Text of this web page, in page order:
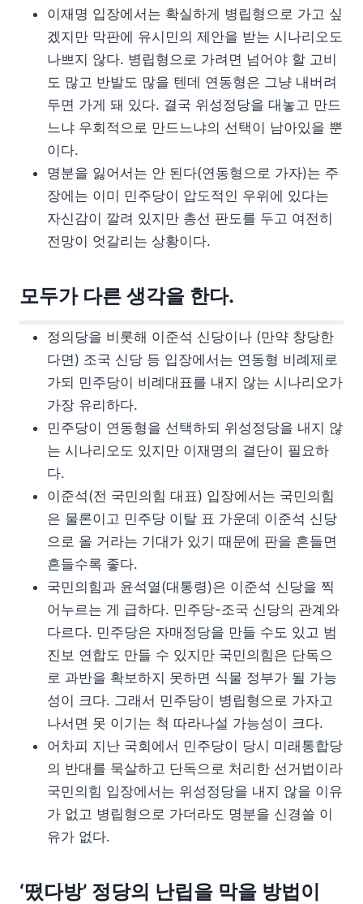
이재명 입장에서는 확실하게 병립형으로 가고 싶
겠지만 막판에 유시민의 제안을 받는 시나리오도
나쁘지 않다. 병립형으로 가려면 넘어야 할 고비
도 많고 반발도 많을 텐데 연동형은 그냥 내버려
두면 가게 돼 있다. 결국 위성정당을 대놓고 만드
느냐 우회적으로 만드느냐의 선택이 남아있을 뿐
이다.
명분을 잃어서는 안 된다(연동형으로 가자)는 주
장에는 이미 민주당이 압도적인 우위에 있다는
자신감이 깔려 있지만 총선 판도를 두고 여전히
전망이 엇갈리는 상황이다.
모두가 다른 생각을 한다.
정의당을 비롯해 이준석 신당이나 (만약 창당한
다면) 조국 신당 등 입장에서는 연동형 비례제로
가되 민주당이 비례대표를 내지 않는 시나리오가
가장 유리하다.
민주당이 연동형을 선택하되 위성정당을 내지 않
는 시나리오도 있지만 이재명의 결단이 필요하
다.
이준석(전 국민의힘 대표) 입장에서는 국민의힘
은 물론이고 민주당 이탈 표 가운데 이준석 신당
으로 올 거라는 기대가 있기 때문에 판을 흔들면
흔들수록 좋다.
국민의힘과 윤석열(대통령)은 이준석 신당을 찍
어누르는 게 급하다. 민주당-조국 신당의 관계와
다르다. 민주당은 자매정당을 만들 수도 있고 범
진보 연합도 만들 수 있지만 국민의힘은 단독으
로 과반을 확보하지 못하면 식물 정부가 될 가능
성이 크다. 그래서 민주당이 병립형으로 가자고
나서면 못 이기는 척 따라나설 가능성이 크다.
어차피 지난 국회에서 민주당이 당시 미래통합당
의 반대를 묵살하고 단독으로 처리한 선거법이라
국민의힘 입장에서는 위성정당을 내지 않을 이유
가 없고 병립형으로 가더라도 명분을 신경쓸 이
유가 없다.
‘떴다방’ 정당의 난립을 막을 방법이